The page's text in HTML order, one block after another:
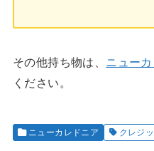
その他持ち物は、 ニュー
ください。
ニューカレドニア クレジ